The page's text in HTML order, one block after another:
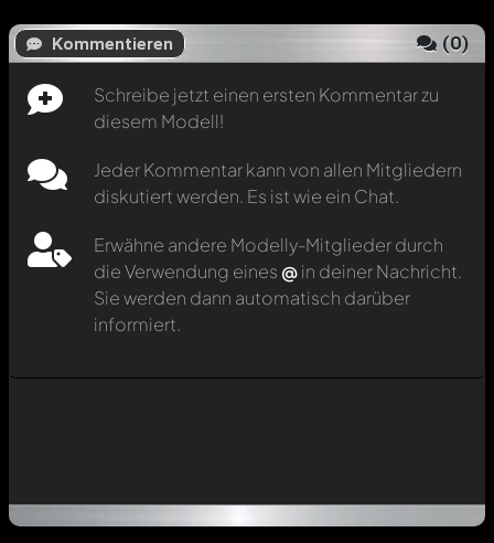
Kommentieren (0)
Schreibe jetzt einen ersten Kommentar zu
diesem Modell!
Jeder Kommentar kann von allen Mitgliedern
diskutiert werden. Es ist wie ein Chat.
Erwähne andere Modelly-Mitglieder durch
die Verwendung eines @in deiner Nachricht.
Sie werden dann automatisch darüber
informiert.